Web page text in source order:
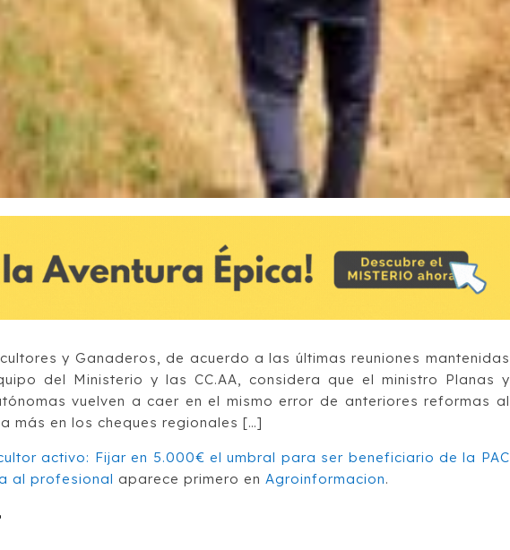
y Ganaderos, de acuerdo a las últimas reuniones mantenidas
del Ministerio y las CC.AA, considera que el ministro Planas y
vuelven a caer en el mismo error de anteriores reformas al
más en los cheques regionales […]
activo: Fijar en 5.000€ el umbral para ser beneficiario de la PAC
al profesional aparece primero en Agroinformacion.